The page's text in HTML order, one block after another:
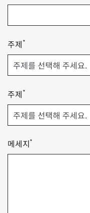
주제*
주제*
메세지*